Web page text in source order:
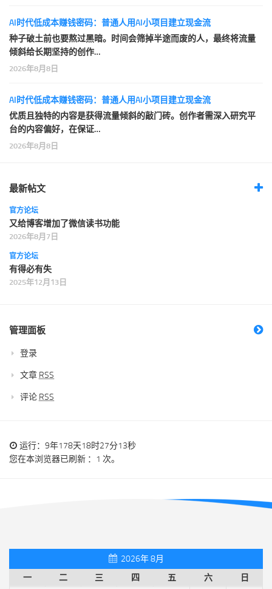
AI时代低成本赚钱密码：普通人用AI小项目建立现金流
种子破土前也要熬过黑暗。时间会筛掉半途而废的人，最终将流量
倾斜给长期坚持的创作…
2026年8月8日
AI时代低成本赚钱密码：普通人用AI小项目建立现金流
优质且独特的内容是获得流量倾斜的敲门砖。创作者需深入研究平
台的内容偏好，在保证…
2026年8月8日
最新帖文
官方论坛
又给博客增加了微信读书功能
2026年8月7日
官方论坛
有得必有失
2025年12月13日
管理面板
登录
文章 RSS
评论 RSS
运行：9年178天18时27分13秒
您在本浏览器已刷新 ：1 次。
2026年 8月
一
二 三 四 五 六 日